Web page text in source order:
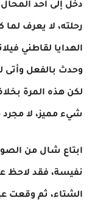
دخل إلى أحد
رحلته، لا يعرف
الهدايا لقاطني
وحدث بالفعل وأتى
لكن هذه المرة
شيء مميز، لا مجرد
ابتاع شال من
نفيسة، فقد لاحظ
الشتاء، ثم وقعت